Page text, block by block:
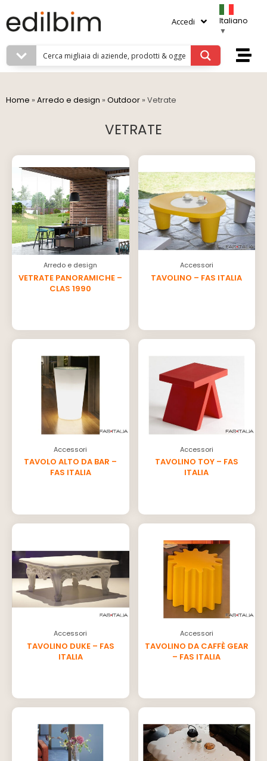
Accedi
Italiano
▼
Home » Arredo e design » Outdoor » Vetrate
VETRATE
Arredo e design
VETRATE PANORAMICHE –
CLAS 1990
Accessori
TAVOLINO – FAS ITALIA
Accessori
TAVOLO ALTO DA BAR –
FAS ITALIA
Accessori
TAVOLINO TOY – FAS
ITALIA
Accessori
TAVOLINO DUKE – FAS
ITALIA
Accessori
TAVOLINO DA CAFFÈ GEAR
– FAS ITALIA